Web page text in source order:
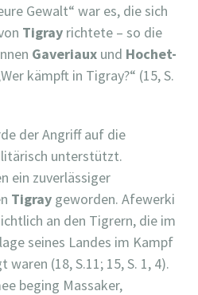
Gewalt“ war es, die sich
Tigray richtete – so die
Gaveriaux und Hochet-
kämpft in Tigray?“ (15, S.
der Angriff auf die
unterstützt.
ein zuverlässiger
Tigray geworden. Afewerki
an den Tigrern, die im
seines Landes im Kampf
(18, S.11; 15, S. 1, 4).
beging Massaker,